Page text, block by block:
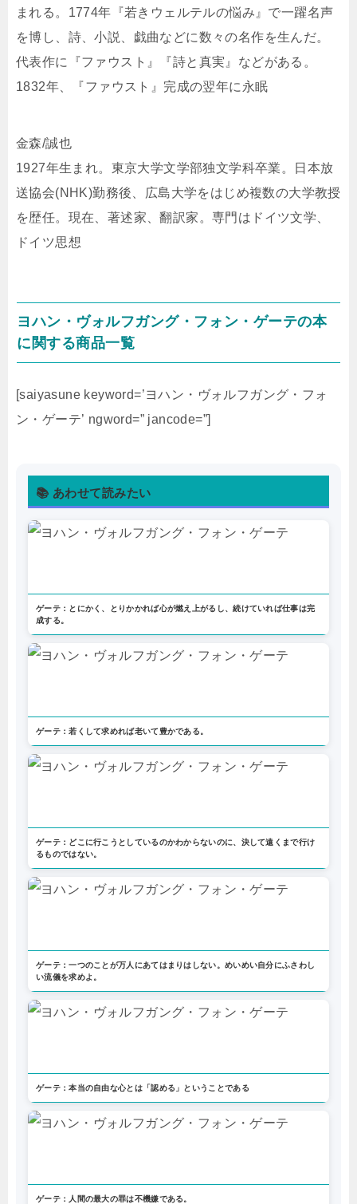
まれる。1774年『若きウェルテルの悩み』で一躍名声
を博し、詩、小説、戯曲などに数々の名作を生んだ。
代表作に『ファウスト』『詩と真実』などがある。
1832年、『ファウスト』完成の翌年に永眠
金森/誠也
1927年生まれ。東京大学文学部独文学科卒業。日本放
送協会(NHK)勤務後、広島大学をはじめ複数の大学教授
を歴任。現在、著述家、翻訳家。専門はドイツ文学、
ドイツ思想
ヨハン・ヴォルフガング・フォン・ゲーテの本
に関する商品一覧
[saiyasune keyword=’ヨハン・ヴォルフガング・フォ
ン・ゲーテ’ ngword=” jancode=”]
📚 あわせて読みたい
ゲーテ：とにかく、とりかかれば心が燃え上がるし、続けていれば仕事は完
成する。
ゲーテ：若くして求めれば老いて豊かである。
ゲーテ：どこに行こうとしているのかわからないのに、決して遠くまで行け
るものではない。
ゲーテ：一つのことが万人にあてはまりはしない。めいめい自分にふさわし
い流儀を求めよ。
ゲーテ：本当の自由な心とは「認める」ということである
ゲーテ：人間の最大の罪は不機嫌である。